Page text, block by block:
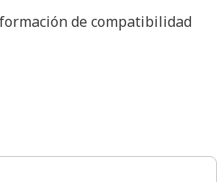
de compatibilidad